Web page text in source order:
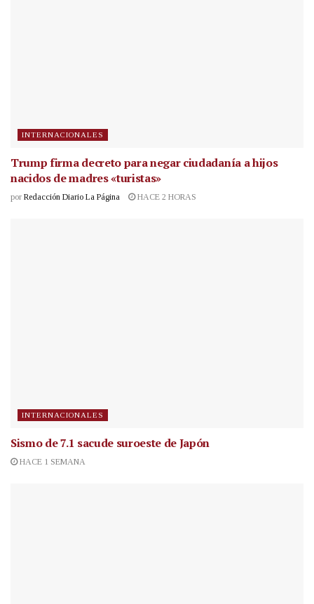
INTERNACIONALES
Trump firma decreto para negar ciudadanía a hijos
nacidos de madres «turistas»
por Redacción Diario La Página HACE 2 HORAS
INTERNACIONALES
Sismo de 7.1 sacude suroeste de Japón
HACE 1 SEMANA